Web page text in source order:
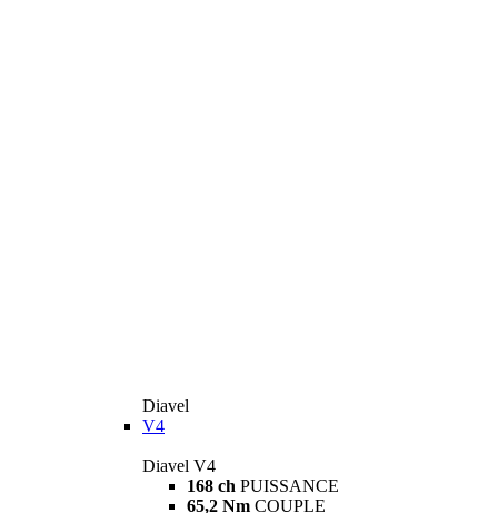
Diavel
V4
Diavel V4
168 ch PUISSANCE
65,2 Nm COUPLE